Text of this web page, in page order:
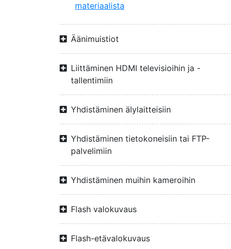
materiaalista
Äänimuistiot
Liittäminen HDMI televisioihin ja -
tallentimiin
Yhdistäminen älylaitteisiin
Yhdistäminen tietokoneisiin tai FTP-
palvelimiin
Yhdistäminen muihin kameroihin
Flash valokuvaus
Flash-etävalokuvaus